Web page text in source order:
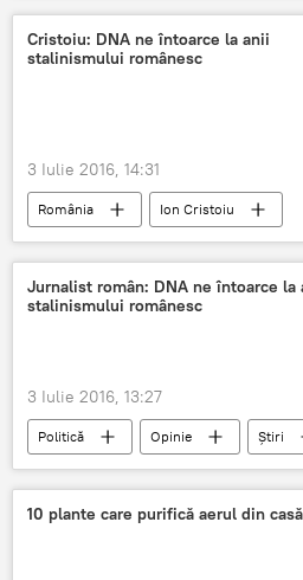
mijloace băneşti
curs
Cristoiu: DNA ne întoarce la anii
stalinismului românesc
3 Iulie 2016, 14:31
România
Ion Cristoiu
Laura Codruța Kovesi
DNA
Securitate
Jurnalist român: DNA ne întoarce la
stalinismului românesc
3 Iulie 2016, 13:27
Politică Opinie
Știri
În lume
România
Ion
DNA
corupţie
10 plante care purifică aerul din casă